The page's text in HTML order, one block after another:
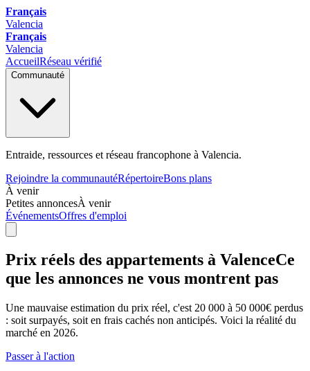
Français
Valencia
Français
Valencia
AccueilRéseau vérifié
Communauté
Entraide, ressources et réseau francophone à Valencia.
Rejoindre la communautéRépertoireBons plans
À venir
Petites annoncesÀ venir
ÉvénementsOffres d'emploi
Prix réels des appartements à ValenceCe
que les annonces ne vous montrent pas
Une mauvaise estimation du prix réel, c'est 20 000 à 50 000€ perdus
: soit surpayés, soit en frais cachés non anticipés. Voici la réalité du
marché en 2026.
Passer à l'action